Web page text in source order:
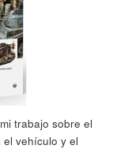
trabajo sobre el
el vehículo y el